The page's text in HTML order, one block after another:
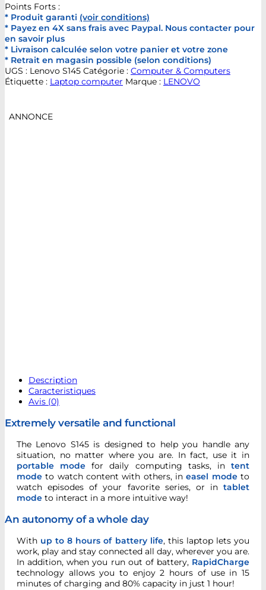
Points Forts :
* Produit garanti (voir conditions)
* Payez en 4X sans frais avec Paypal. Nous contacter pour
en savoir plus
* Livraison calculée selon votre panier et votre zone
* Retrait en magasin possible (selon conditions)
UGS : Lenovo S145 Catégorie : Computer & Computers
Étiquette : Laptop computer Marque : LENOVO
ANNONCE
Description
Caracteristiques
Avis (0)
Extremely versatile and functional
The Lenovo S145 is designed to help you handle any
situation, no matter where you are. In fact, use it in
portable mode for daily computing tasks, intent
mode to watch content with others, ineasel modeto
watch episodes of your favorite series, or in tablet
mode to interact in a more intuitive way!
An autonomy of a whole day
With up to 8 hours of battery life, this laptop lets you
work, play and stay connected all day, wherever you are.
In addition, when you run out of battery, RapidCharge
technology allows you to enjoy 2 hours of use in 15
minutes of charging and 80% capacity in just 1 hour!